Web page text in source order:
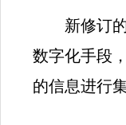
新修订
数字化手段
的信息进行